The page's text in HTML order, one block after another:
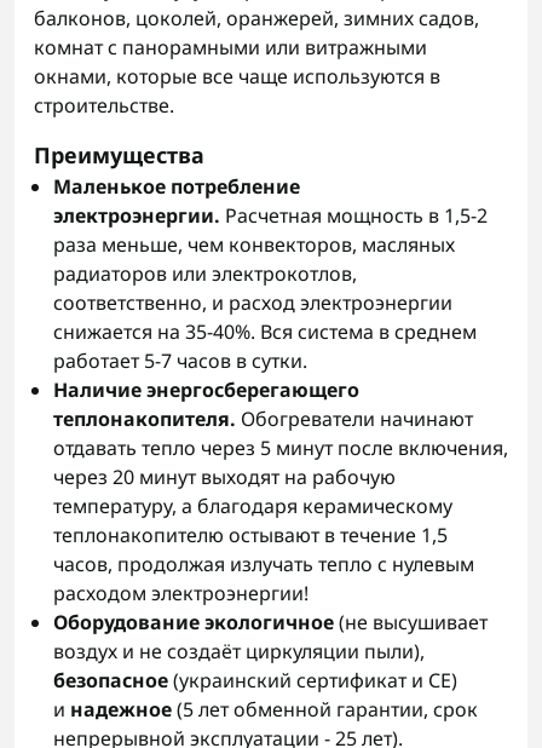
балконов, цоколей, оранжерей, зимних садов,
комнат с панорамными или витражными
окнами, которые все чаще используются в
строительстве.
Преимущества
Маленькое потребление
электроэнергии. Расчетная мощность в 1,5-2
раза меньше, чем конвекторов, масляных
радиаторов или электрокотлов,
соответственно, и расход электроэнергии
снижается на 35-40%. Вся система в среднем
работает 5-7 часов в сутки.
Наличие энергосберегающего
теплонакопителя. Обогреватели начинают
отдавать тепло через 5 минут после включения,
через 20 минут выходят на рабочую
температуру, а благодаря керамическому
теплонакопителю остывают в течение 1,5
часов, продолжая излучать тепло с нулевым
расходом электроэнергии!
Оборудование экологичное(не высушивает
воздух и не создаёт циркуляции пыли),
безопасное(украинский сертификат и СЕ)
и надежное(5 лет обменной гарантии, срок
непрерывной эксплуатации - 25 лет).